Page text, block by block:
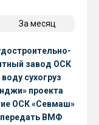
За месяц
завод ОСК
сухогруз
проекта
ОСК «Севмаш»
передать ВМФ